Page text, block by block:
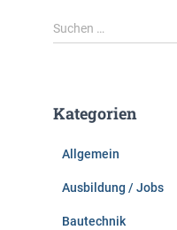
S
u
n
Suchen …
Kategorien
Allgemein
Ausbildung / Jobs
Bautechnik